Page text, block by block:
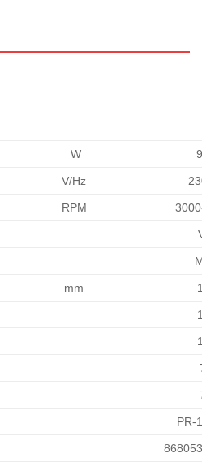
W
V/Hz
RPM
mm
PR-